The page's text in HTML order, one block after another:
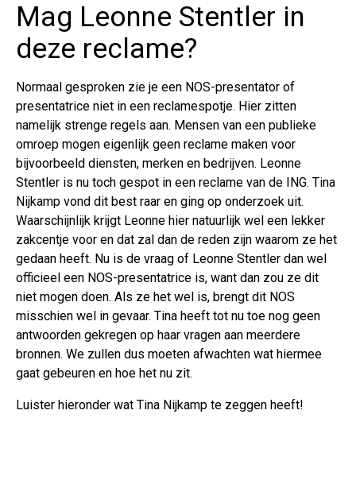
Mag Leonne Stentler in
deze reclame?
Normaal gesproken zie je een NOS-presentator of
presentatrice niet in een reclamespotje. Hier zitten
namelijk strenge regels aan. Mensen van een publieke
omroep mogen eigenlijk geen reclame maken voor
bijvoorbeeld diensten, merken en bedrijven. Leonne
Stentler is nu toch gespot in een reclame van de ING. Tina
Nijkamp vond dit best raar en ging op onderzoek uit.
Waarschijnlijk krijgt Leonne hier natuurlijk wel een lekker
zakcentje voor en dat zal dan de reden zijn waarom ze het
gedaan heeft. Nu is de vraag of Leonne Stentler dan wel
officieel een NOS-presentatrice is, want dan zou ze dit
niet mogen doen. Als ze het wel is, brengt dit NOS
misschien wel in gevaar. Tina heeft tot nu toe nog geen
antwoorden gekregen op haar vragen aan meerdere
bronnen. We zullen dus moeten afwachten wat hiermee
gaat gebeuren en hoe het nu zit.
Luister hieronder wat Tina Nijkamp te zeggen heeft!